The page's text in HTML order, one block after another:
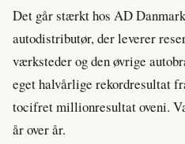
Det går stærkt hos AD
autodistributør, der leverer
værksteder og den øvrige
eget halvårlige rekordresultat
tocifret millionresultat oveni.
år over år.